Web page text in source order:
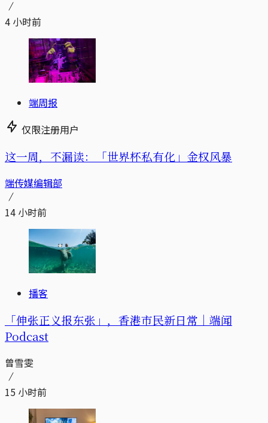
4 小时前
端周报
仅限注册用户
这一周，不漏读：「世界杯私有化」金权风暴
端传媒编辑部
14 小时前
播客
「伸张正义报东张」，香港市民新日常｜端闻
Podcast
曾雪雯
15 小时前